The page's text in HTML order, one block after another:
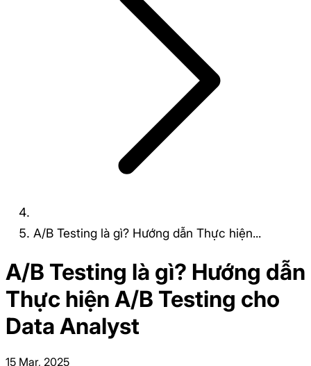
A/B Testing là gì? Hướng dẫn Thực hiện...
A/B Testing là gì? Hướng dẫn
Thực hiện A/B Testing cho
Data Analyst
15 Mar, 2025